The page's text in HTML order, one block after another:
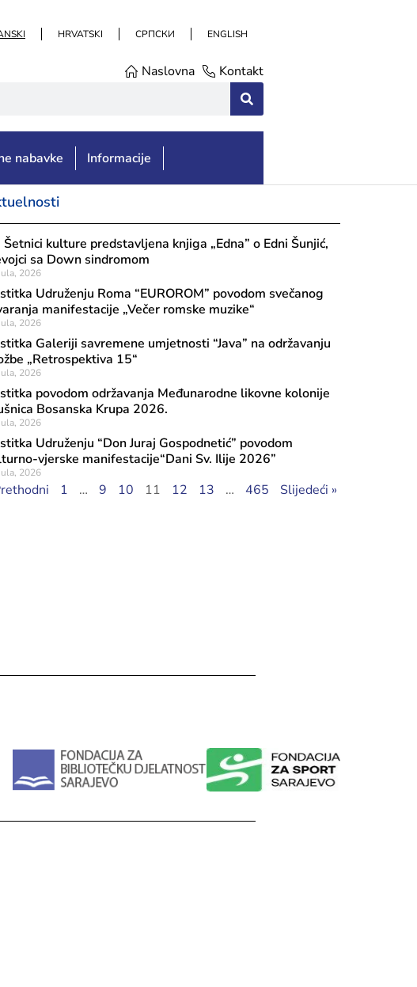
HRVATSKI СРПСКИ ENGLISH
Naslovna Kontakt
nabavke Informacije
16 Jula, 2026
Šetnici kulture predstavljena knjiga „Edna” o Edni Šunjić,
sa Down sindromom
2026
Udruženju Roma “EUROROM” povodom svečanog
manifestacije „Večer romske muzike“
2026
Galeriji savremene umjetnosti “Java” na održavanju
„Retrospektiva 15“
2026
povodom održavanja Međunarodne likovne kolonije
Bosanska Krupa 2026.
2026
Udruženju “Don Juraj Gospodnetić” povodom
vjerske manifestacije“Dani Sv. Ilije 2026”
2026
1 … 9 10 11 12 13 … 465 Slijedeći »